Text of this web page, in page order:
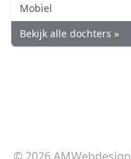
Mobiel
Bekijk alle dochters »